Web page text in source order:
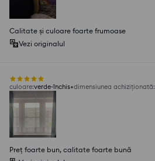
Calitate și culoare foarte frumoase
Vezi originalul
culoare:verde-închis dimensiunea achiziționată:
Preț foarte bun, calitate foarte bună